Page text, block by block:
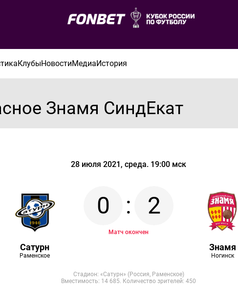
КлубыНовостиМедиаИстория
Знамя СиндЕкат
28 июля 2021, среда. 19:00 мск
Сатурн
Раменское
0 : 2
Матч окончен
Знамя
Ногинск
Стадион: «Сатурн» (Россия, Раменское)
Вместимость: 14 685. Количество зрителей: 450